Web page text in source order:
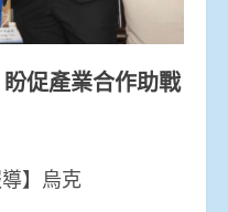
促產業合作助戰
】烏克